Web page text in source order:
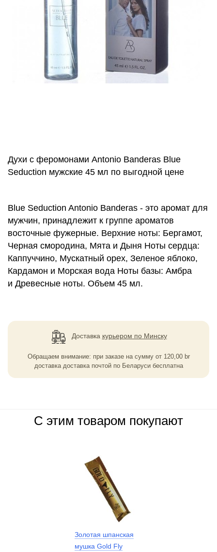
Духи с феромонами Antonio Banderas Blue
Seduction мужские 45 мл по выгодной цене
Blue Seduction Antonio Banderas - это аромат для
мужчин, принадлежит к группе ароматов
восточные фужерные. Верхние ноты: Бергамот,
Черная смородина, Мята и Дыня Ноты сердца:
Каппуччино, Мускатный орех, Зеленое яблоко,
Кардамон и Морская вода Ноты базы: Амбра
и Древесные ноты. Объем 45 мл.
Доставка курьером по Минску
Обращаем внимание: при заказе на сумму от 120,00 br
доставка доставка почтой по Беларуси бесплатна
С этим товаром покупают
Золотая шпанская
мушка Gold Fly